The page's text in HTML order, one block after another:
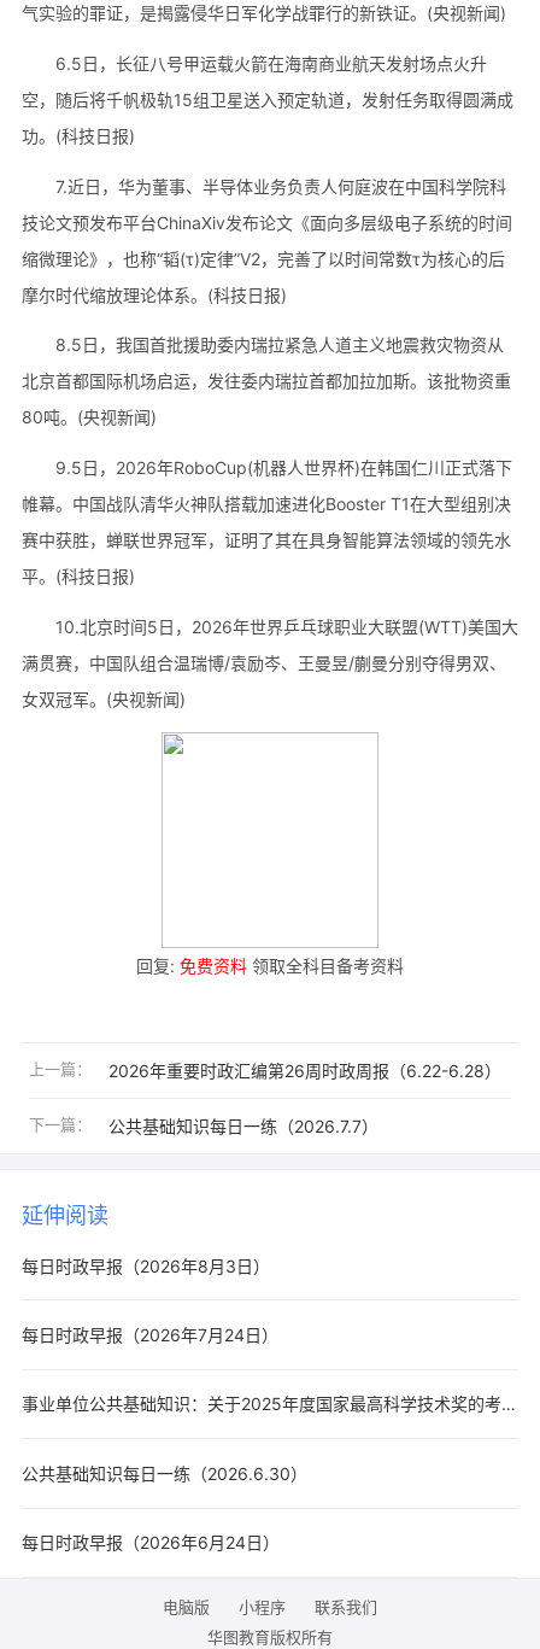
气实验的罪证，是揭露侵华日军化学战罪行的新铁证。(央视新闻)
6.5日，长征八号甲运载火箭在海南商业航天发射场点火升
空，随后将千帆极轨15组卫星送入预定轨道，发射任务取得圆满成
功。(科技日报)
7.近日，华为董事、半导体业务负责人何庭波在中国科学院科
技论文预发布平台ChinaXiv发布论文《面向多层级电子系统的时间
缩微理论》，也称“韬(τ)定律”V2，完善了以时间常数τ为核心的后
摩尔时代缩放理论体系。(科技日报)
8.5日，我国首批援助委内瑞拉紧急人道主义地震救灾物资从
北京首都国际机场启运，发往委内瑞拉首都加拉加斯。该批物资重
80吨。(央视新闻)
9.5日，2026年RoboCup(机器人世界杯)在韩国仁川正式落下
帷幕。中国战队清华火神队搭载加速进化Booster T1在大型组别决
赛中获胜，蝉联世界冠军，证明了其在具身智能算法领域的领先水
平。(科技日报)
10.北京时间5日，2026年世界乒乓球职业大联盟(WTT)美国大
满贯赛，中国队组合温瑞博/袁励岑、王曼昱/蒯曼分别夺得男双、
女双冠军。(央视新闻)
回复: 免费资料 领取全科目备考资料
上一篇： 2026年重要时政汇编第26周时政周报（6.22-6.28）
下一篇： 公共基础知识每日一练（2026.7.7）
延伸阅读
每日时政早报（2026年8月3日）
每日时政早报（2026年7月24日）
事业单位公共基础知识：关于2025年度国家最高科学技术奖的考点梳理
公共基础知识每日一练（2026.6.30）
每日时政早报（2026年6月24日）
电脑版 小程序
联系我们
华图教育版权所有